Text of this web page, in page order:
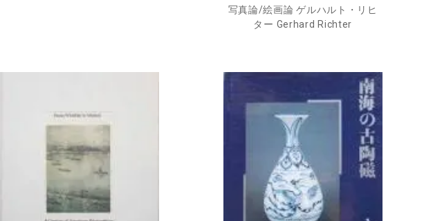
写真論/絵画論 ゲルハルト・リヒ
ター Gerhard Richter